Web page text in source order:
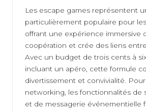
Les escape games représentent
particulièrement populaire pour
offrant une expérience immersive
coopération et crée des liens
Avec un budget de trois cents à
incluant un apéro, cette formule
divertissement et convivialité.
networking, les fonctionnalités de
et de messagerie événementielle